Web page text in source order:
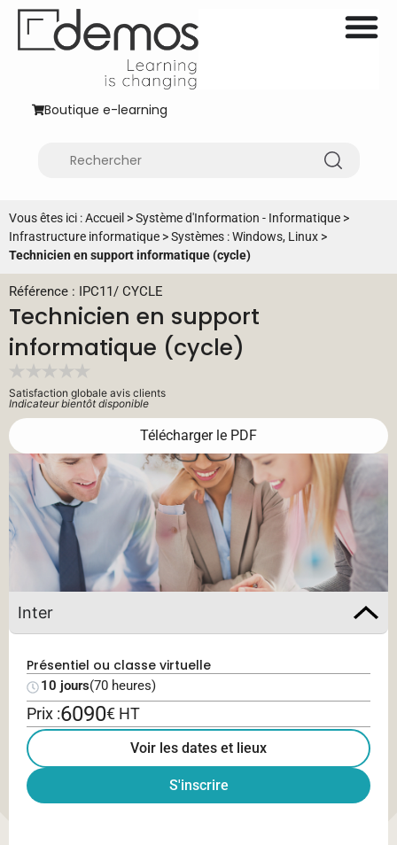
Boutique e-learning
Vous êtes ici :Accueil >Système d'Information - Informatique >
Infrastructure informatique >Systèmes : Windows, Linux >
Technicien en support informatique (cycle)
Référence : IPC11/ CYCLE
Technicien en support
informatique (cycle)
Satisfaction globale avis clients
Indicateur bientôt disponible
Télécharger le PDF
Inter
Présentiel ou classe virtuelle
10 jours(70 heures)
Prix :6090€ HT
Voir les dates et lieux
S'inscrire